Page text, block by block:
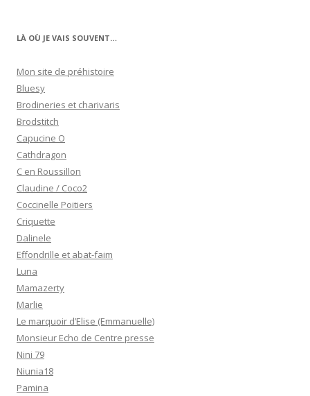
LÀ OÙ JE VAIS SOUVENT…
Mon site de préhistoire
Bluesy
Brodineries et charivaris
Brodstitch
Capucine O
Cathdragon
C en Roussillon
Claudine / Coco2
Coccinelle Poitiers
Criquette
Dalinele
Effondrille et abat-faim
Luna
Mamazerty
Marlie
Le marquoir d’Elise (Emmanuelle)
Monsieur Echo de Centre presse
Nini 79
Niunia18
Pamina